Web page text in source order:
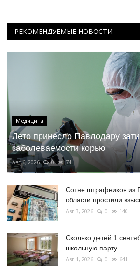
РЕКОМЕНДУЕМЫЕ НОВОСТИ
Медицина
Лето принесло Павлодару
заболеваемости корью
Авг 6, 2026 0 74
Сотне штрафников из
области простили
Авг 3, 2026 0 140
Сколько детей 1
школьную парту...
Авг 1, 2026 0 641